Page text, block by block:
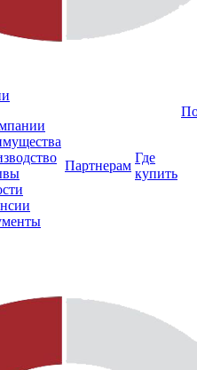
Партнерам
Где
купить